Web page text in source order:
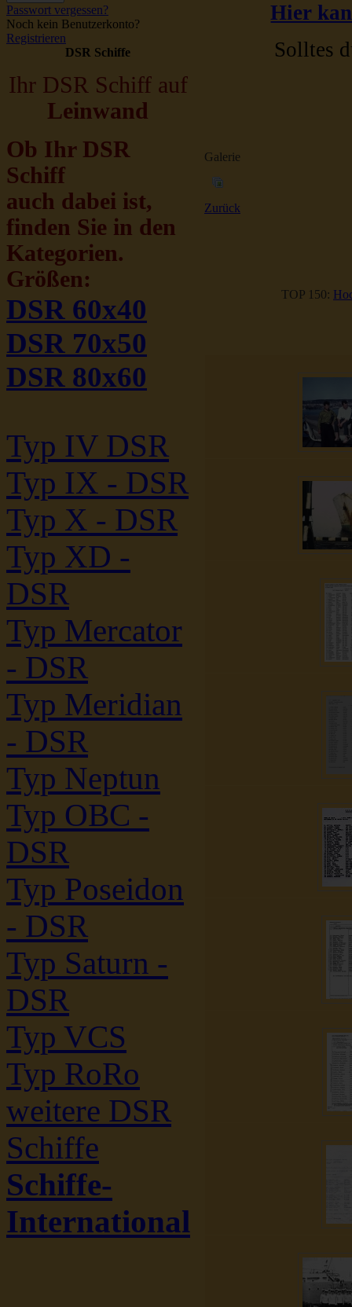
Passwort vergessen?
Noch kein Benutzerkonto?
Registrieren
DSR Schiffe
Ihr DSR Schiff auf
Leinwand
Ob Ihr DSR
Schiff
auch dabei ist,
finden Sie in den
Kategorien.
Größen:
DSR 60x40
DSR 70x50
DSR 80x60
Typ IV DSR
Typ IX - DSR
Typ X - DSR
Typ XD -
DSR
Typ Mercator
- DSR
Typ Meridian
- DSR
Typ Neptun
Typ OBC -
DSR
Typ Poseidon
- DSR
Typ Saturn -
DSR
Typ VCS
Typ RoRo
weitere DSR
Schiffe
Schiffe-
International
Hier
Solltes
Galerie
Zurück
TOP 150: